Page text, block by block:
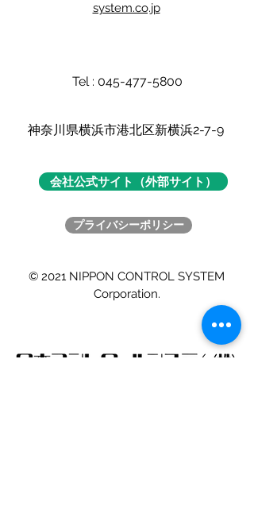
system.co.jp
Tel : 045-477-5800
​神奈川県横浜市港北区新横浜2-7-9
会社公式サイト（外部サイト）
プライバシーポリシー
© 2021 NIPPON CONTROL SYSTEM
Corporation.